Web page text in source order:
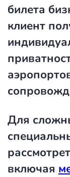
билета
клиент
Для
включая